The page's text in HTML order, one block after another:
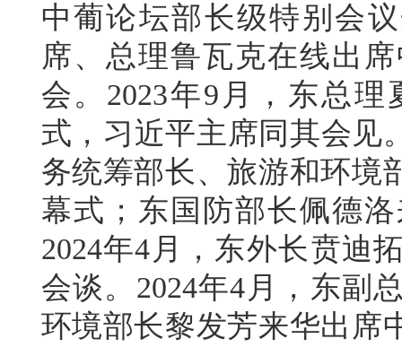
中葡论坛部长级特别会
席、总理鲁瓦克在线出
会。2023年9月，东总
式，习近平主席同其会见
务统筹部长、旅游和环境
幕式；东国防部长佩德
2024年4月，东外长贲迪
会谈。2024年4月，东副
环境部长黎发芳来华出席